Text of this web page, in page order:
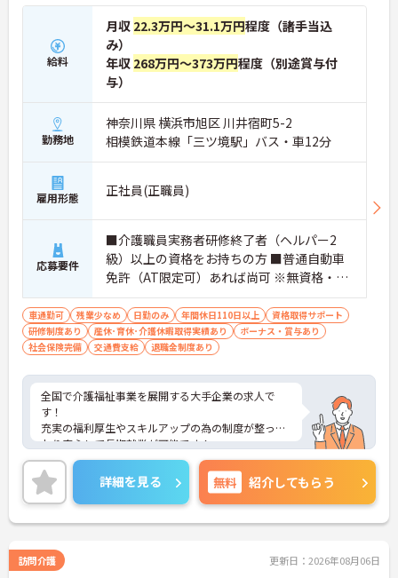
給料
月収 22.3万円～31.1万円程度（諸手当込
み）
年収 268万円～373万円程度（別途賞与付
与）
勤務地
神奈川県 横浜市旭区 川井宿町5-2
相模鉄道本線「三ツ境駅」バス・車12分
雇用形態 正社員(正職員)
応募要件
■介護職員実務者研修終了者（ヘルパー2
級）以上の資格をお持ちの方 ■普通自動車
免許（AT限定可）あれば尚可 ※無資格・未
経験相談可能
車通勤可 残業少なめ 日勤のみ 年間休日110日以上
資格取得サポート
研修制度あり
産休･育休･介護休暇取得実績あり
ボーナス・賞与あり
社会保険完備
交通費支給 退職金制度あり
全国で介護福祉事業を展開する大手企業の求人で
す！
充実の福利厚生やスキルアップの為の制度が整って
おり安心して長期就業が可能です！
ご興味ある方には、面接のポイントなど、さらに詳
細をお話致しますのでお気軽にご相談ください。
詳細を見る 無料 紹介してもらう
訪問介護 更新日：2026年08月06日